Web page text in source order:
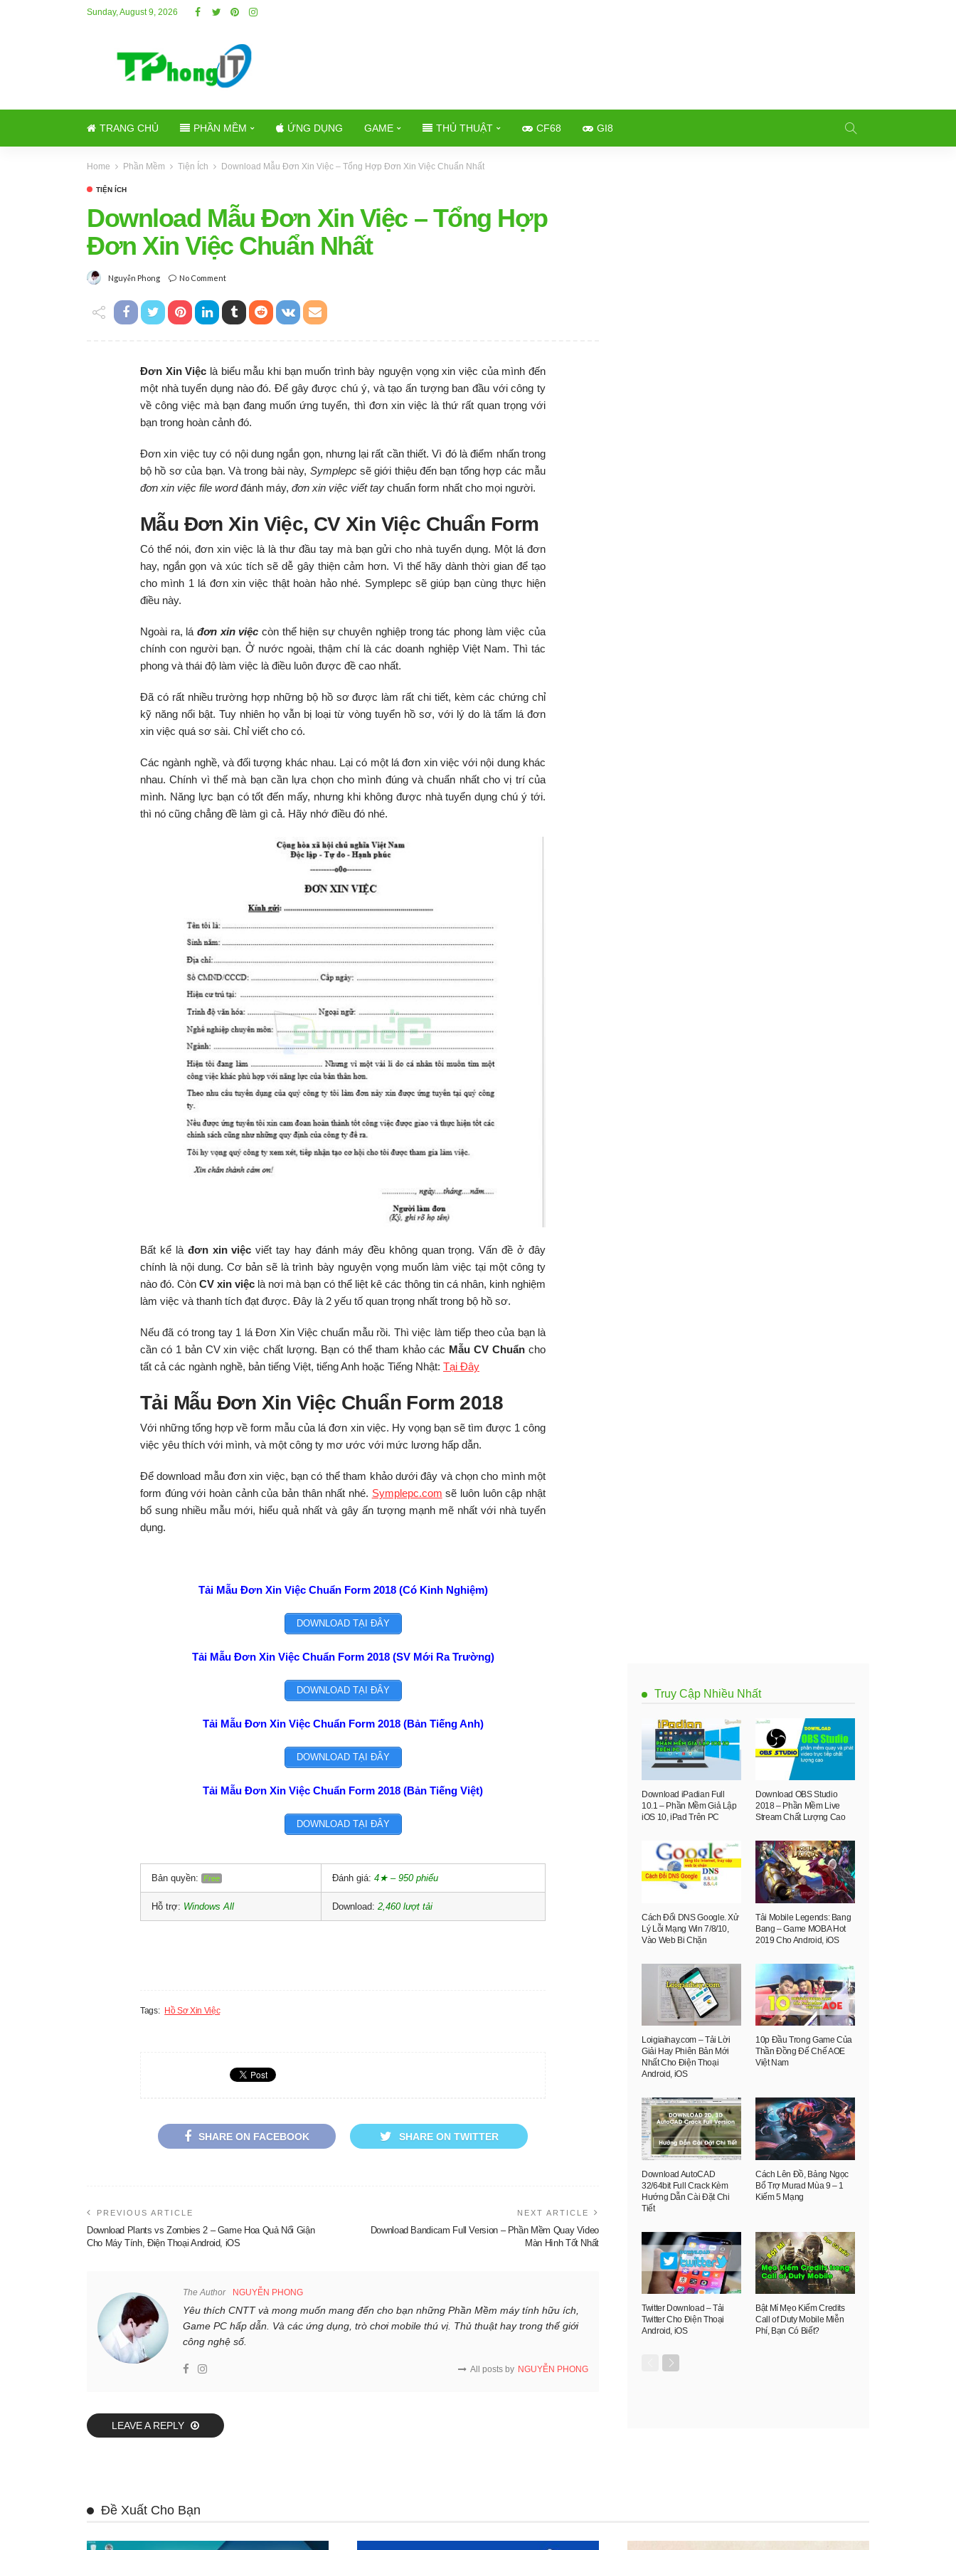
Sunday, August 9, 2026
TRANG CHỦ PHẦN MỀM ỨNG DỤNG GAME THỦ THUẬT CF68 GI8
Home Phần Mềm Tiện Ích Download Mẫu Đơn Xin Việc – Tổng Hợp Đơn Xin Việc Chuẩn Nhất
TIỆN ÍCH
Download Mẫu Đơn Xin Việc – Tổng Hợp
Đơn Xin Việc Chuẩn Nhất
Nguyễn Phong No Comment
Đơn Xin Việc là biểu mẫu khi bạn muốn trình bày nguyện vọng xin việc của mình đến
một nhà tuyển dụng nào đó. Để gây được chú ý, và tạo ấn tượng ban đầu với công ty
về công việc mà bạn đang muốn ứng tuyển, thì đơn xin việc là thứ rất quan trọng với
bạn trong hoàn cảnh đó.
Đơn xin việc tuy có nội dung ngắn gọn, nhưng lại rất cần thiết. Vì đó là điểm nhấn trong
bộ hồ sơ của bạn. Và trong bài này, Symplepcsẽ giới thiệu đến bạn tổng hợp các mẫu
đơn xin việc file wordđánh máy, đơn xin việc viết tay chuẩn form nhất cho mọi người.
Mẫu Đơn Xin Việc, CV Xin Việc Chuẩn Form
Có thể nói, đơn xin việc là là thư đầu tay mà bạn gửi cho nhà tuyển dụng. Một lá đơn
hay, ngắn gọn và xúc tích sẽ dễ gây thiện cảm hơn. Vì thế hãy dành thời gian để tạo
cho mình 1 lá đơn xin việc thật hoàn hảo nhé. Symplepc sẽ giúp bạn cùng thực hiện
điều này.
Ngoài ra, lá đơn xin việc còn thể hiện sự chuyên nghiệp trong tác phong làm việc của
chính con người bạn. Ở nước ngoài, thậm chí là các doanh nghiệp Việt Nam. Thì tác
phong và thái độ làm việc là điều luôn được đề cao nhất.
Đã có rất nhiều trường hợp những bộ hồ sơ được làm rất chi tiết, kèm các chứng chỉ
kỹ năng nổi bật. Tuy nhiên họ vẫn bị loại từ vòng tuyển hồ sơ, với lý do là tấm lá đơn
xin việc quá sơ sài. Chỉ viết cho có.
Các ngành nghề, và đối tượng khác nhau. Lại có một lá đơn xin việc với nội dung khác
nhau. Chính vì thế mà bạn cần lựa chọn cho mình đúng và chuẩn nhất cho vị trí của
mình. Năng lực bạn có tốt đến mấy, nhưng khi không được nhà tuyển dụng chú ý tới.
thì nó cũng chẳng đề làm gì cả. Hãy nhớ điều đó nhé.
Bất kể là đơn xin việc viết tay hay đánh máy đều không quan trọng. Vấn đề ở đây
chính là nội dung. Cơ bản sẽ là trình bày nguyện vọng muốn làm việc tại một công ty
nào đó. Còn CV xin việc là nơi mà bạn có thể liệt kê các thông tin cá nhân, kinh nghiệm
làm việc và thanh tích đạt được. Đây là 2 yếu tố quan trọng nhất trong bộ hồ sơ.
Nếu đã có trong tay 1 lá Đơn Xin Việc chuẩn mẫu rồi. Thì việc làm tiếp theo của bạn là
cần có 1 bản CV xin việc chất lượng. Bạn có thể tham khảo các Mẫu CV Chuẩn cho
tất cả các ngành nghề, bản tiếng Việt, tiếng Anh hoặc Tiếng Nhật: Tại Đây
Tải Mẫu Đơn Xin Việc Chuẩn Form 2018
Với những tổng hợp về form mẫu của lá đơn xin việc. Hy vọng bạn sẽ tìm được 1 công
việc yêu thích với mình, và một công ty mơ ước với mức lương hấp dẫn.
Để download mẫu đơn xin việc, bạn có thể tham khảo dưới đây và chọn cho mình một
form đúng với hoàn cảnh của bản thân nhất nhé. Symplepc.com sẽ luôn luôn cập nhật
bổ sung nhiều mẫu mới, hiểu quả nhất và gây ấn tượng mạnh mẽ nhất với nhà tuyển
dụng.
Tải Mẫu Đơn Xin Việc Chuẩn Form 2018 (Có Kinh Nghiệm)
DOWNLOAD TẠI ĐÂY
Tải Mẫu Đơn Xin Việc Chuẩn Form 2018 (SV Mới Ra Trường)
DOWNLOAD TẠI ĐÂY
Tải Mẫu Đơn Xin Việc Chuẩn Form 2018 (Bản Tiếng Anh)
DOWNLOAD TẠI ĐÂY
Tải Mẫu Đơn Xin Việc Chuẩn Form 2018 (Bản Tiếng Việt)
DOWNLOAD TẠI ĐÂY
Bản quyền: Free Đánh giá: 4★ – 950 phiếu
Hỗ trợ: Windows All Download: 2,460 lượt tải
Tags: Hồ Sơ Xin Việc
SHARE ON FACEBOOK SHARE ON TWITTER
PREVIOUS ARTICLE
Download Plants vs Zombies 2 – Game Hoa Quả Nổi Giận
Cho Máy Tính, Điện Thoại Android, iOS
NEXT ARTICLE
Download Bandicam Full Version – Phần Mềm Quay Video
Màn Hình Tốt Nhất
The Author NGUYỄN PHONG
Yêu thích CNTT và mong muốn mang đến cho bạn những Phần Mềm máy tính hữu ích,
Game PC hấp dẫn. Và các ứng dụng, trò chơi mobile thú vị. Thủ thuật hay trong thế giới
công nghệ số.
All posts by NGUYỄN PHONG
LEAVE A REPLY
Truy Cập Nhiều Nhất
Download iPadian Full
10.1 – Phần Mềm Giả Lập
iOS 10, iPad Trên PC
Download OBS Studio
2018 – Phần Mềm Live
Stream Chất Lượng Cao
Cách Đổi DNS Google. Xử
Lý Lỗi Mạng Win 7/8/10,
Vào Web Bi Chặn
Tải Mobile Legends: Bang
Bang – Game MOBA Hot
2019 Cho Android, iOS
Loigiaihay.com – Tải Lời
Giải Hay Phiên Bản Mới
Nhất Cho Điện Thoại
Android, iOS
10p Đầu Trong Game Của
Thần Đồng Đế Chế AOE
Việt Nam
Download AutoCAD
32/64bit Full Crack Kèm
Hướng Dẫn Cài Đặt Chi
Tiết
Cách Lên Đồ, Bảng Ngọc
Bổ Trợ Murad Mùa 9 – 1
Kiếm 5 Mạng
Twitter Download – Tải
Twitter Cho Điện Thoại
Android, iOS
Bật Mí Mẹo Kiếm Credits
Call of Duty Mobile Miễn
Phí, Bạn Có Biết?
Đề Xuất Cho Bạn